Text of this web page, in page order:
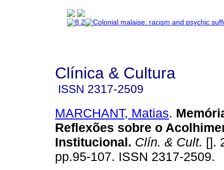
Clínica & Cultura
ISSN 2317-2509
MARCHANT, Matias.
Reflexões sobre o
Institucional. Clín. & Cult. [].
pp.95-107. ISSN 2317-2509.